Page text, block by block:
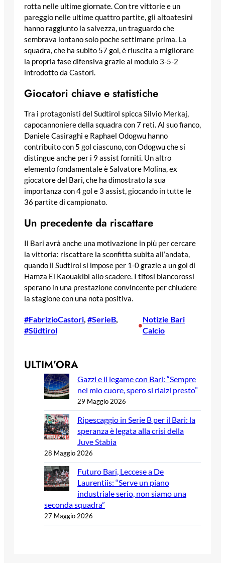
rotta nelle ultime giornate. Con tre vittorie e un
pareggio nelle ultime quattro partite, gli altoatesini
hanno raggiunto la salvezza, un traguardo che
sembrava lontano solo poche settimane prima. La
squadra, che ha subito 57 gol, è riuscita a migliorare
la propria fase difensiva grazie al modulo 3-5-2
introdotto da Castori.
Giocatori chiave e statistiche
Tra i protagonisti del Sudtirol spicca Silvio Merkaj,
capocannoniere della squadra con 7 reti. Al suo fianco,
Daniele Casiraghi e Raphael Odogwu hanno
contribuito con 5 gol ciascuno, con Odogwu che si
distingue anche per i 9 assist forniti. Un altro
elemento fondamentale è Salvatore Molina, ex
giocatore del Bari, che ha dimostrato la sua
importanza con 4 gol e 3 assist, giocando in tutte le
36 partite di campionato.
Un precedente da riscattare
Il Bari avrà anche una motivazione in più per cercare
la vittoria: riscattare la sconfitta subita all’andata,
quando il Sudtirol si impose per 1-0 grazie a un gol di
Hamza El Kaouakibi allo scadere. I tifosi biancorossi
sperano in una prestazione convincente per chiudere
la stagione con una nota positiva.
#FabrizioCastori #SerieB
#Südtirol
•
Notizie Bari
Calcio
ULTIM’ORA
Gazzi e il legame con Bari: “Sempre
nel mio cuore, spero si rialzi presto”
29 Maggio 2026
Ripescaggio in Serie B per il Bari: la
speranza è legata alla crisi della
Juve Stabia
28 Maggio 2026
Futuro Bari, Leccese a De
Laurentiis: “Serve un piano
industriale serio, non siamo una
seconda squadra”
27 Maggio 2026